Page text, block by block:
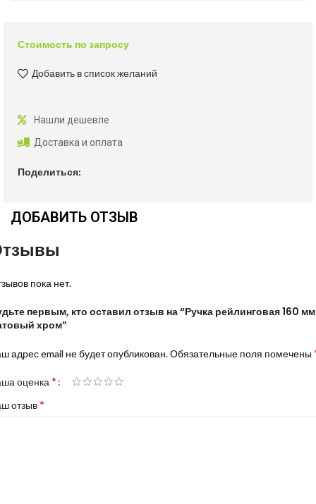
Стоимость по запросу
Добавить в список желаний
Нашли дешевле
Доставка и оплата
Поделиться:
ДОБАВИТЬ ОТЗЫВ
пока нет.
первым, кто оставил отзыв на “Ручка рейлинговая 160 мм
хром”
адрес email не будет опубликован.Обязательные поля помечены
оценка *
отзыв*